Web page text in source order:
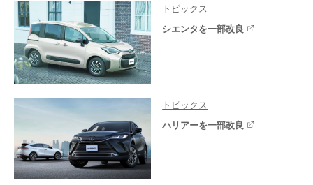
トピックス
シエンタを一部改良
トピックス
ハリアーを一部改良